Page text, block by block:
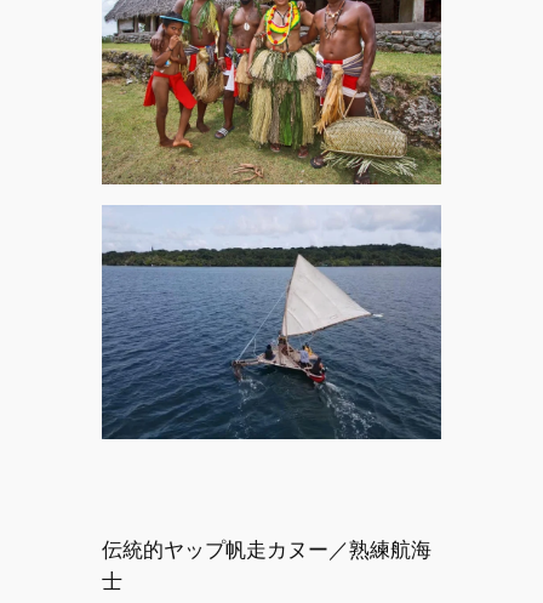
伝統的ヤップ帆走カヌー／熟練航海
士